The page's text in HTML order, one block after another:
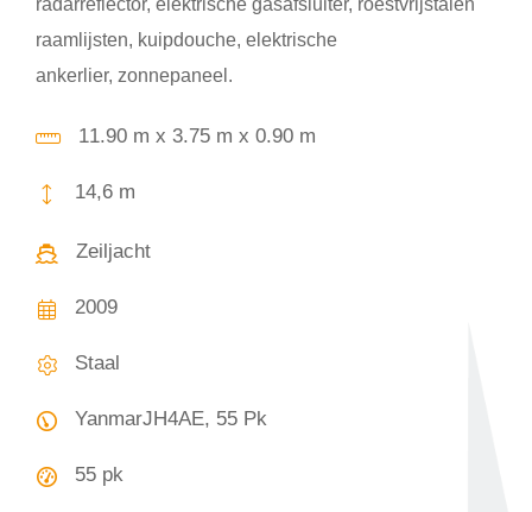
radarreflector, elektrische gasafsluiter, roestvrijstalen
raamlijsten, kuipdouche, elektrische
ankerlier, zonnepaneel.
11.90 m x 3.75 m x 0.90 m
14,6 m
Zeiljacht
2009
Staal
YanmarJH4AE, 55 Pk
55 pk